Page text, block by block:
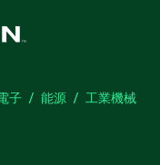
子 能源
工業機械